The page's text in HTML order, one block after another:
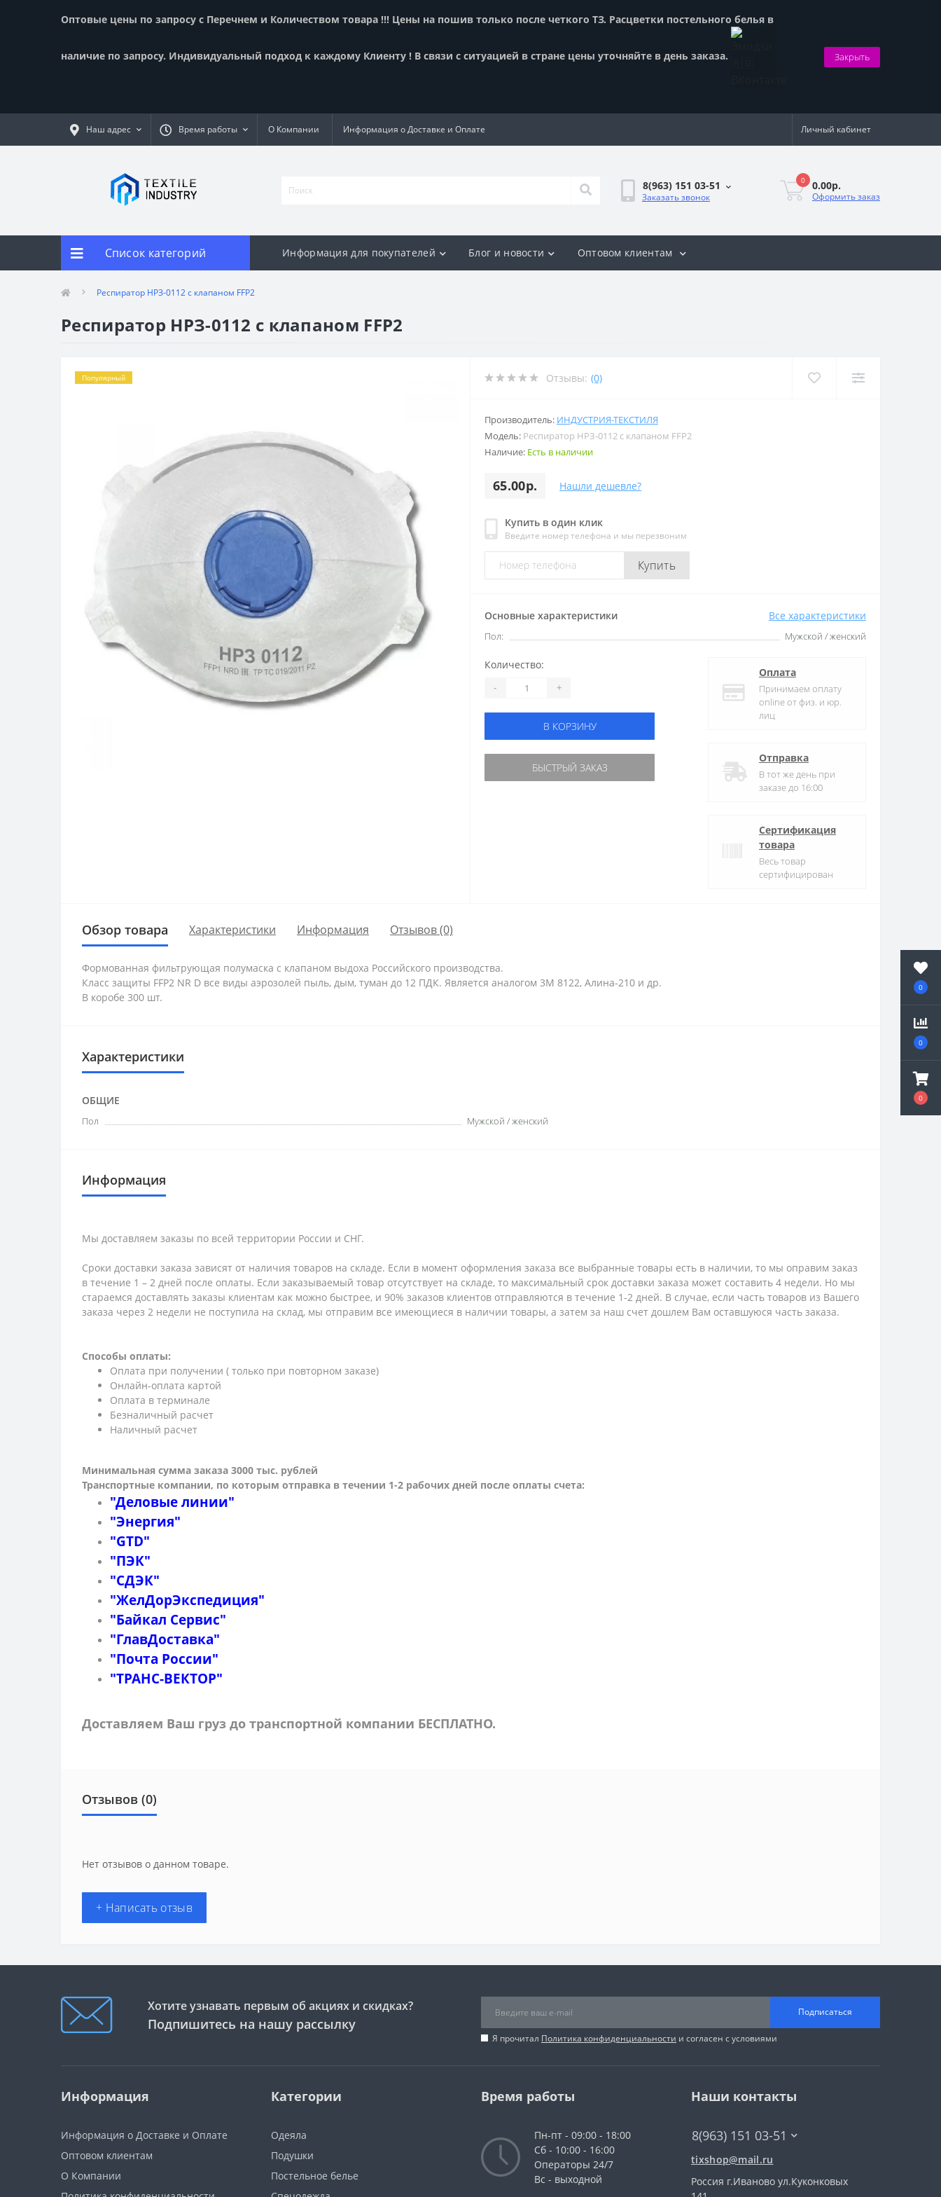
0
0
0
Оптовые цены по запросу с Перечнем и Количеством товара !!! Цены на пошив только после четкого ТЗ. Расцветки постельного белья в
наличие по запросу. Индивидуальный подход к каждому Клиенту ! В связи с ситуацией в стране цены уточняйте в день заказа. Закрыть
Наш адрес Время работы О Компании Информация о Доставке и Оплате Личный кабинет
8(963) 151 03-51
Заказать звонок
0 0.00р.
Оформить заказ
Список категорий Информация для покупателей Блог и новости Оптовом клиентам
Респиратор НРЗ-0112 с клапаном FFP2
Респиратор НРЗ-0112 с клапаном FFP2
Популярный Отзывы: (0)
Производитель: ИНДУСТРИЯ-ТЕКСТИЛЯ
Модель: Респиратор НРЗ-0112 с клапаном FFP2
Наличие: Есть в наличии
65.00р. Нашли дешевле?
Купить в один клик
Введите номер телефона и мы перезвоним
Купить
Основные характеристики Все характеристики
Пол: Мужской / женский
Количество:
- +
В КОРЗИНУ
БЫСТРЫЙ ЗАКАЗ
Оплата
Принимаем оплату
online от физ. и юр.
лиц
Отправка
В тот же день при
заказе до 16:00
Сертификация
товара
Весь товар
сертифицирован
Обзор товара Характеристики Информация Отзывов (0)
Формованная фильтрующая полумаска с клапаном выдоха Российского производства.
Класс защиты FFP2 NR D все виды аэрозолей пыль, дым, туман до 12 ПДК. Является аналогом 3М 8122, Алина-210 и др.
В коробе 300 шт.
Характеристики
ОБЩИЕ
Пол Мужской / женский
Информация
Мы доставляем заказы по всей территории России и СНГ.
Сроки доставки заказа зависят от наличия товаров на складе. Если в момент оформления заказа все выбранные товары есть в наличии, то мы оправим заказ
в течение 1 – 2 дней после оплаты. Если заказываемый товар отсутствует на складе, то максимальный срок доставки заказа может составить 4 недели. Но мы
стараемся доставлять заказы клиентам как можно быстрее, и 90% заказов клиентов отправляются в течение 1-2 дней. В случае, если часть товаров из Вашего
заказа через 2 недели не поступила на склад, мы отправим все имеющиеся в наличии товары, а затем за наш счет дошлем Вам оставшуюся часть заказа.
Способы оплаты:
Оплата при получении ( только при повторном заказе)
Онлайн-оплата картой
Оплата в терминале
Безналичный расчет
Наличный расчет
Минимальная сумма заказа 3000 тыс. рублей
Транспортные компании, по которым отправка в течении 1-2 рабочих дней после оплаты счета:
"Деловые линии"
"Энергия"
"GTD"
"ПЭК"
"СДЭК"
"ЖелДорЭкспедиция"
"Байкал Сервис"
"ГлавДоставка"
"Почта России"
"ТРАНС-ВЕКТОР"
Доставляем Ваш груз до транспортной компании БЕСПЛАТНО.
Отзывов (0)
Нет отзывов о данном товаре.
+ Написать отзыв
Хотите узнавать первым об акциях и скидках?
Подпишитесь на нашу рассылку
Подписаться
Я прочитал Политика конфиденциальности и согласен с условиями
Информация
Информация о Доставке и Оплате
Оптовом клиентам
О Компании
Категории
Одеяла
Подушки
Постельное белье
Время работы
Пн-пт - 09:00 - 18:00
Сб - 10:00 - 16:00
Операторы 24/7
Вс - выходной
Наши контакты
8(963) 151 03-51
tixshop@mail.ru
Россия г.Иваново ул.Куконковых